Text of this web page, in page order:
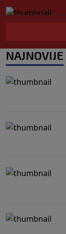
NAJNOVIJE